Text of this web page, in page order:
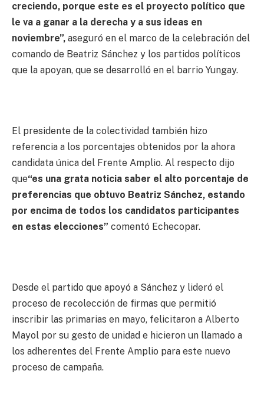
creciendo, porque este es el proyecto político que
le va a ganar a la derecha y a sus ideas en
noviembre”, aseguró en el marco de la celebración del
comando de Beatriz Sánchez y los partidos políticos
que la apoyan, que se desarrolló en el barrio Yungay.
El presidente de la colectividad también hizo
referencia a los porcentajes obtenidos por la ahora
candidata única del Frente Amplio. Al respecto dijo
que“es una grata noticia saber el alto porcentaje de
preferencias que obtuvo Beatriz Sánchez, estando
por encima de todos los candidatos participantes
en estas elecciones” comentó Echecopar.
Desde el partido que apoyó a Sánchez y lideró el
proceso de recolección de firmas que permitió
inscribir las primarias en mayo, felicitaron a Alberto
Mayol por su gesto de unidad e hicieron un llamado a
los adherentes del Frente Amplio para este nuevo
proceso de campaña.